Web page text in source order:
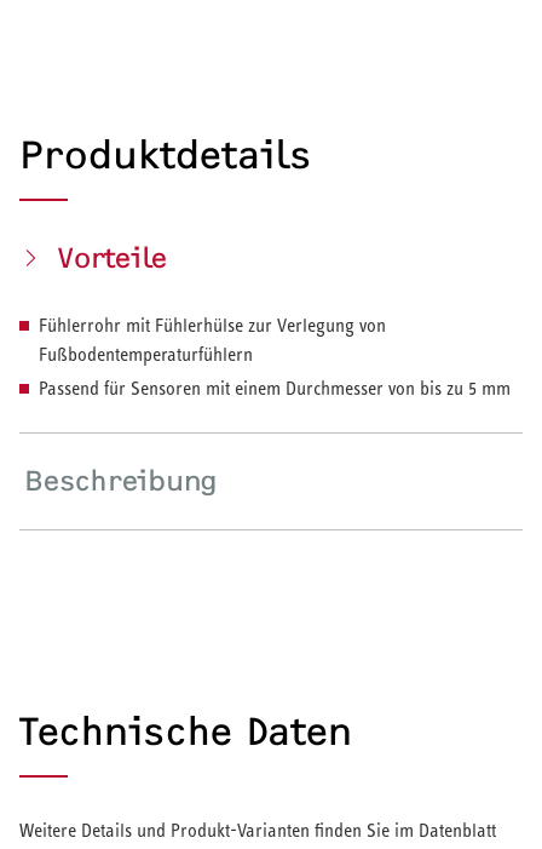
HEIZEN UND KÜHLEN
Elektroheizung
Produktdetails
Vorteile
Fühlerrohr mit Fühlerhülse zur Verlegung von
Fußbodentemperaturfühlern
Passend für Sensoren mit einem Durchmesser von bis zu 5 mm
Beschreibung
Technische Daten
Weitere Details und Produkt-Varianten finden Sie im Datenblatt